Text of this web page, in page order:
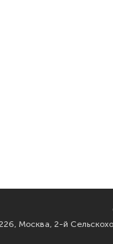
Москва, 2-й